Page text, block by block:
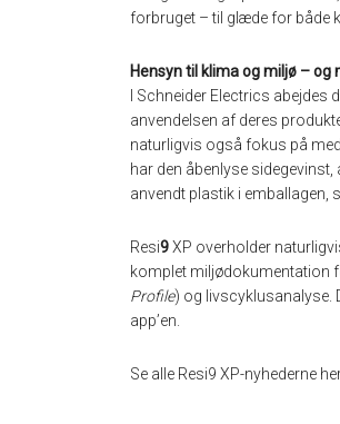
forbruget – til glæde for både
Hensyn til klima og miljø –
I Schneider Electrics
anvendelsen af deres
naturligvis også fokus på
har den åbenlyse
anvendt plastik i emballagen,
Resi9XP overholder
komplet miljødokumentation
Profile) og livscyklusanalyse.
app’en.
Se alle Resi9 XP-nyhederne